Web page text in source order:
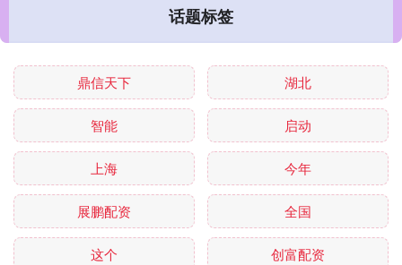
话题标签
鼎信天下 湖北
智能 启动
上海 今年
展鹏配资 全国
这个 创富配资